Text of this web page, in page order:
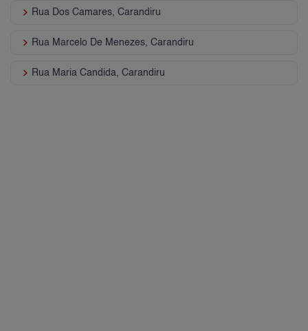
keyboard_arrow_right Rua Dos Camares, Carandiru
keyboard_arrow_right Rua Marcelo De Menezes, Carandiru
keyboard_arrow_right Rua Maria Candida, Carandiru